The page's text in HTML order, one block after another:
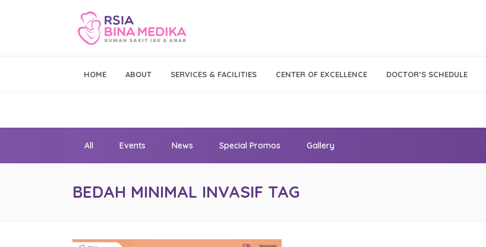
Emergency Call
Call Center
Klinik
HOME ABOUT SERVICES & FACILITIES CENTER OF EXCELLENCE DOCTOR’S SCHEDULE
All Events News Special Promos Gallery
BEDAH MINIMAL INVASIF TAG